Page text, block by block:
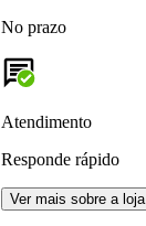
No prazo
Atendimento
Responde rápido
Ver mais sobre a loja